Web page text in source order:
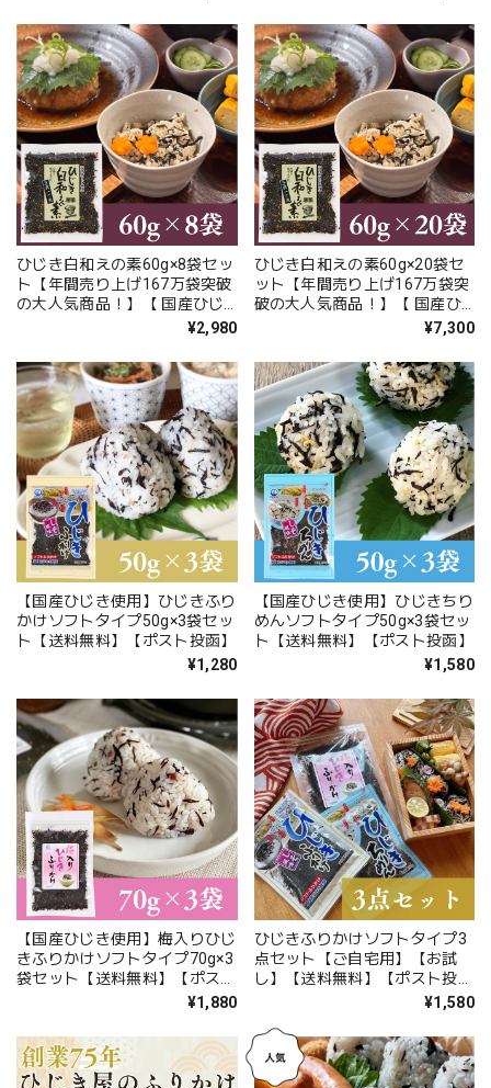
ひじき白和えの素60g×8袋セッ
ト【年間売り上げ167万袋突破
の大人気商品！】【 国産ひじ
き使用】【ポスト投函】¥2,980
ひじき白和えの素60g×20袋セ
ット【年間売り上げ167万袋突
破の大人気商品！】【 国産ひ
じき使用】【レターパックプラ
¥7,300
【国産ひじき使用】ひじきふり
かけソフトタイプ50g×3袋セッ
ト【送料無料】【ポスト投函】
¥1,280
【国産ひじき使用】ひじきちり
めんソフトタイプ50g×3袋セッ
ト【送料無料】【ポスト投函】
¥1,580
【国産ひじき使用】梅入りひじ
きふりかけソフトタイプ70g×3
袋セット【送料無料】【ポスト
¥1,880
ひじきふりかけソフトタイプ3
点セット【ご自宅用】【お試
し】【送料無料】【ポスト投
¥1,580